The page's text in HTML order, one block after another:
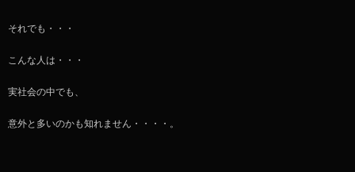
それでも・・・
こんな人は・・・
実社会の中でも、
意外と多いのかも知れません・・・・。